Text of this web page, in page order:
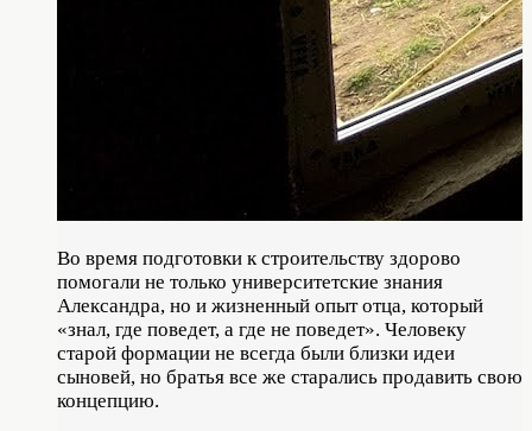
Во время подготовки к строительству здорово
помогали не только университетские знания
Александра, но и жизненный опыт отца, который
«знал, где поведет, а где не поведет». Человеку
старой формации не всегда были близки идеи
сыновей, но братья все же старались продавить свою
концепцию.